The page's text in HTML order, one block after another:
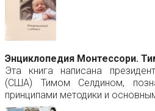
Энциклопедия Монтессори.
Эта книга написана
(США) Тимом Селдином,
принципами методики и